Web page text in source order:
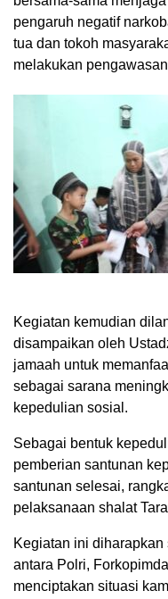
pengaruh negatif
tua dan tokoh
melakukan
Kegiatan kemudian
disampaikan oleh
jamaah untuk
sebagai sarana
kepedulian sosial.
Sebagai bentuk
pemberian santunan
santunan selesai,
pelaksanaan shalat
Kegiatan ini
antara Polri,
menciptakan situasi